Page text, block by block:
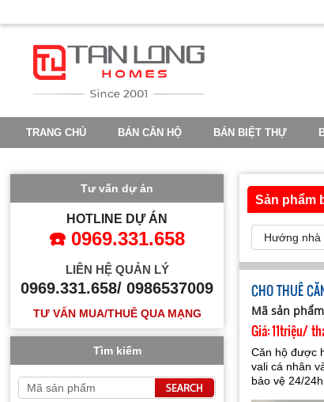
TRANG CHỦ BÁN CĂN HỘ BÁN BIỆT THỰ
Sản phẩm
CHO THUÊ
Mã sản
Giá:11triệu/
Căn hộ được
vali cá nhân
bảo vệ 24/24h
Tư vấn dự án
HOTLINE DỰ ÁN
☎️ 0969.331.658
LIÊN HỆ QUẢN LÝ
0969.331.658/ 0986537009
TƯ VẤN MUA/THUÊ QUA MẠNG
Tìm kiếm